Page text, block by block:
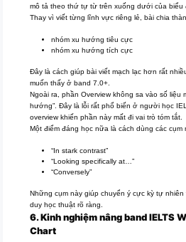
mô tả theo thứ tự từ trên xuống dưới của biểu
Thay vì viết từng lĩnh vực riêng lẻ, bài chia
nhóm xu hướng tiêu cực
nhóm xu hướng tích cực
Đây là cách giúp bài viết mạch lạc hơn rất
muốn thấy ở band 7.0+.
Ngoài ra, phần Overview không sa vào số liệu
hướng”. Đây là lỗi rất phổ biến ở người học
overview khiến phần này mất đi vai trò tóm tắt.
Một điểm đáng học nữa là cách dùng các cụm
“In stark contrast”
“Looking specifically at…”
“Conversely”
Những cụm này giúp chuyển ý cực kỳ tự
duy học thuật rõ ràng.
6. Kinh nghiệm nâng band IELTS
Chart